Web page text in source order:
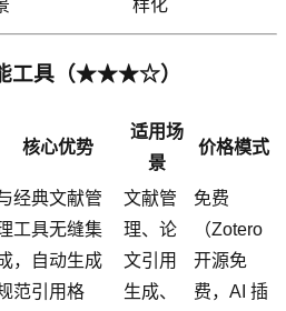
样化
工具（★★★☆）
核心优势
适用场
景
价格模式
经典文献管
工具无缝集
，自动生成
范引用格
文献管
理、论
文引用
生成、
免费
（Zotero
开源免
费，AI 插